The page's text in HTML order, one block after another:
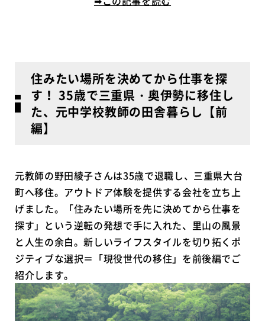
住みたい場所を決めてから仕事を探
す！ 35歳で三重県・奥伊勢に移住し
た、元中学校教師の田舎暮らし【前
編】
元教師の野田綾子さんは35歳で退職し、三重県大台
町へ移住。アウトドア体験を提供する会社を立ち上
げました。「住みたい場所を先に決めてから仕事を
探す」という逆転の発想で手に入れた、里山の風景
と人生の余白。新しいライフスタイルを切り拓くポ
ジティブな選択＝「現役世代の移住」を前後編でご
紹介します。